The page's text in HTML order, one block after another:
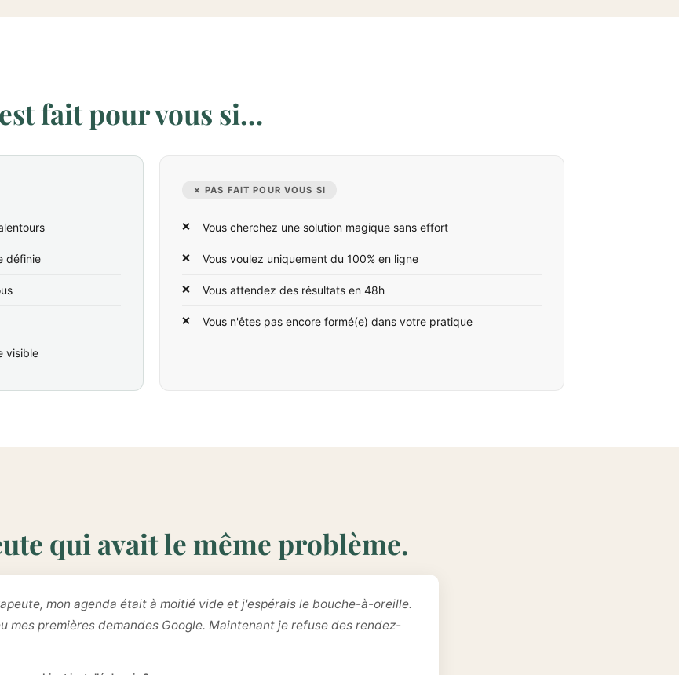
fait pour vous si…
définie
visible
✗ PAS FAIT POUR VOUS SI
Vous cherchez une solution magique sans effort
Vous voulez uniquement du 100% en ligne
Vous attendez des résultats en 48h
Vous n'êtes pas encore formé(e) dans votre pratique
qui avait le même problème.
mon agenda était à moitié vide et j'espérais le bouche-à-oreille.
mes premières demandes Google. Maintenant je refuse des rendez-